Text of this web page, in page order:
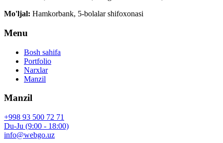
Mo'ljal: Hamkorbank, 5-bolalar shifoxonasi
Menu
Bosh sahifa
Portfolio
Narxlar
Manzil
Manzil
+998 93 500 72 71
Du-Ju (9:00 - 18:00)
info@webgo.uz